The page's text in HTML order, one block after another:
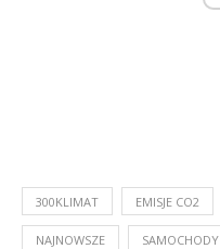
300KLIMAT EMISJE CO2
NAJNOWSZE SAMOCHODY